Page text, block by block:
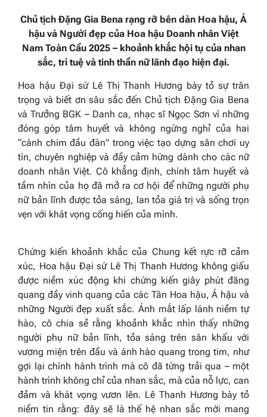
Chủ tịch Đặng Gia Bena rạng rỡ bên dàn Hoa hậu, Á
hậu và Người đẹp của Hoa hậu Doanh nhân Việt
Nam Toàn Cầu 2025 – khoảnh khắc hội tụ của nhan
sắc, trí tuệ và tinh thần nữ lãnh đạo hiện đại.
Hoa hậu Đại sứ Lê Thị Thanh Hương bày tỏ sự trân
trọng và biết ơn sâu sắc đến Chủ tịch Đặng Gia Bena
và Trưởng BGK – Danh ca, nhạc sĩ Ngọc Sơn vì những
đóng góp tâm huyết và không ngừng nghỉ của hai
“cánh chim đầu đàn” trong việc tạo dựng sân chơi uy
tín, chuyên nghiệp và đầy cảm hứng dành cho các nữ
doanh nhân Việt. Cô khẳng định, chính tâm huyết và
tầm nhìn của họ đã mở ra cơ hội để những người phụ
nữ bản lĩnh được tỏa sáng, lan tỏa giá trị và sống trọn
vẹn với khát vọng cống hiến của mình.
Chứng kiến khoảnh khắc của Chung kết rực rỡ cảm
xúc, Hoa hậu Đại sứ Lê Thị Thanh Hương không giấu
được niềm xúc động khi chứng kiến giây phút đăng
quang đầy vinh quang của các Tân Hoa hậu, Á hậu và
những Người đẹp xuất sắc. Ánh mắt lấp lánh niềm tự
hào, cô chia sẻ rằng khoảnh khắc nhìn thấy những
người phụ nữ bản lĩnh, tỏa sáng trên sân khấu với
vương miện trên đầu và ánh hào quang trong tim, như
gợi lại chính hành trình mà cô đã từng trải qua – một
hành trình không chỉ của nhan sắc, mà của nỗ lực, can
đảm và khát vọng vươn lên. Lê Thanh Hương bày tỏ
niềm tin rằng: đây sẽ là thế hệ nhan sắc mới mang